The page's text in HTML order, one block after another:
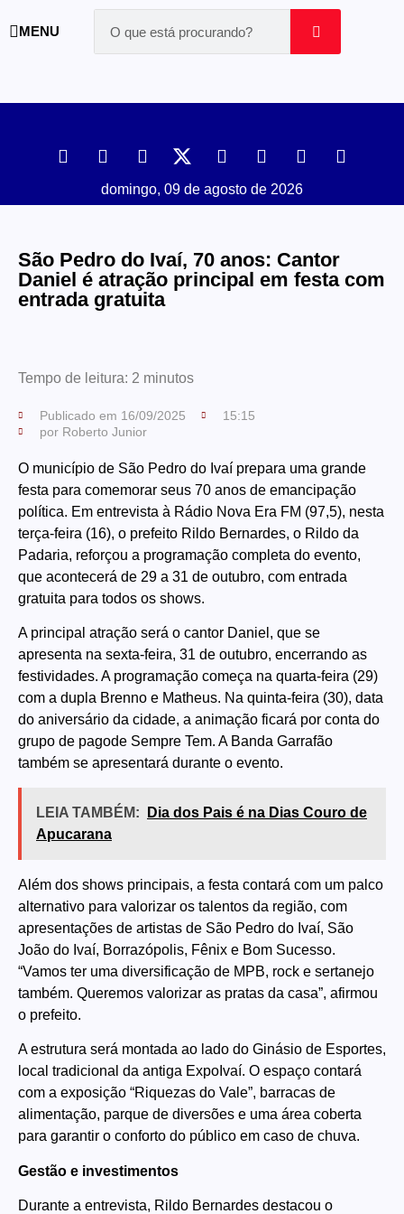
MENU
domingo, 09 de agosto de 2026
São Pedro do Ivaí, 70 anos: Cantor
Daniel é atração principal em festa com
entrada gratuita
Tempo de leitura: 2 minutos
Publicado em 16/09/2025
15:15
por Roberto Junior
O município de São Pedro do Ivaí prepara uma grande
festa para comemorar seus 70 anos de emancipação
política. Em entrevista à Rádio Nova Era FM (97,5), nesta
terça-feira (16), o prefeito Rildo Bernardes, o Rildo da
Padaria, reforçou a programação completa do evento,
que acontecerá de 29 a 31 de outubro, com entrada
gratuita para todos os shows.
A principal atração será o cantor Daniel, que se
apresenta na sexta-feira, 31 de outubro, encerrando as
festividades. A programação começa na quarta-feira (29)
com a dupla Brenno e Matheus. Na quinta-feira (30), data
do aniversário da cidade, a animação ficará por conta do
grupo de pagode Sempre Tem. A Banda Garrafão
também se apresentará durante o evento.
LEIA TAMBÉM:
Dia dos Pais é na Dias Couro de
Apucarana
Além dos shows principais, a festa contará com um palco
alternativo para valorizar os talentos da região, com
apresentações de artistas de São Pedro do Ivaí, São
João do Ivaí, Borrazópolis, Fênix e Bom Sucesso.
“Vamos ter uma diversificação de MPB, rock e sertanejo
também. Queremos valorizar as pratas da casa”, afirmou
o prefeito.
A estrutura será montada ao lado do Ginásio de Esportes,
local tradicional da antiga ExpoIvaí. O espaço contará
com a exposição “Riquezas do Vale”, barracas de
alimentação, parque de diversões e uma área coberta
para garantir o conforto do público em caso de chuva.
Gestão e investimentos
Durante a entrevista, Rildo Bernardes destacou o